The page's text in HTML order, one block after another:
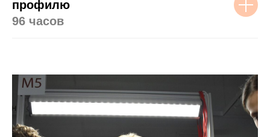
профилю
96 часов